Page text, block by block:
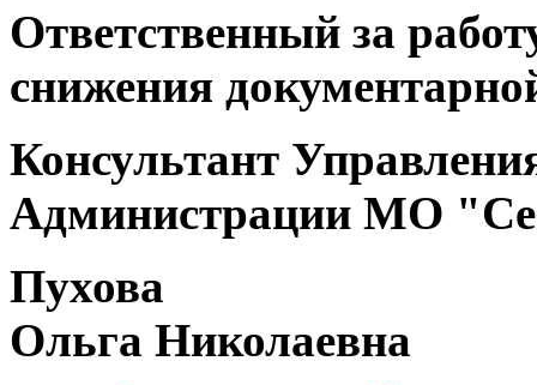
Ответственный за
снижения
Консультант
Администрации МО
Пухова
Ольга Николаевна